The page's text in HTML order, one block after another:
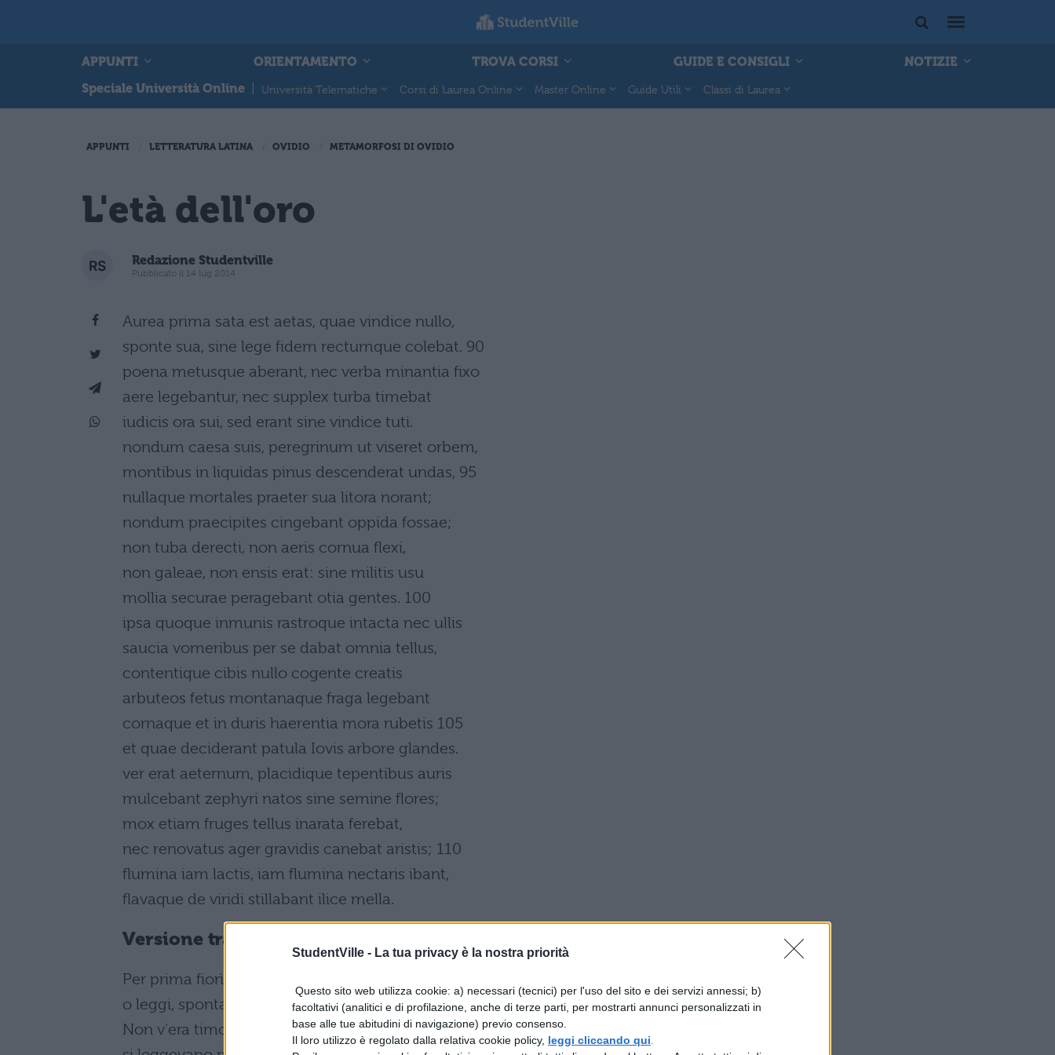
StudentVille - La tua privacy è la nostra priorità
Questo sito web utilizza cookie: a) necessari (tecnici) per l'uso del sito e dei servizi annessi; b)
facoltativi (analitici e di profilazione, anche di terze parti, per mostrarti annunci personalizzati in
base alle tue abitudini di navigazione) previo consenso.
Il loro utilizzo è regolato dalla relativa cookie policy, leggi cliccando qui
APPUNTI ORIENTAMENTO TROVA CORSI GUIDE E CONSIGLI
NOTIZIE
Speciale Università Online
Università Telematiche Corsi di Laurea Online Master Online Guide Utili Classi di Laurea
APPUNTI LETTERATURA LATINA OVIDIO METAMORFOSI DI OVIDIO
L'età dell'oro
Redazione Studentville
Pubblicato il 14 lug 2014
Aurea prima sata est aetas, quae vindice nullo,
sponte sua, sine lege fidem rectumque colebat. 90
poena metusque aberant, nec verba minantia fixo
aere legebantur, nec supplex turba timebat
iudicis ora sui, sed erant sine vindice tuti.
nondum caesa suis, peregrinum ut viseret orbem,
montibus in liquidas pinus descenderat undas, 95
nullaque mortales praeter sua litora norant;
nondum praecipites cingebant oppida fossae;
non tuba derecti, non aeris cornua flexi,
non galeae, non ensis erat: sine militis usu
mollia securae peragebant otia gentes. 100
ipsa quoque inmunis rastroque intacta nec ullis
saucia vomeribus per se dabat omnia tellus,
contentique cibis nullo cogente creatis
arbuteos fetus montanaque fraga legebant
cornaque et in duris haerentia mora rubetis 105
et quae deciderant patula Iovis arbore glandes.
ver erat aeternum, placidique tepentibus auris
mulcebant zephyri natos sine semine flores;
mox etiam fruges tellus inarata ferebat,
nec renovatus ager gravidis canebat aristis; 110
flumina iam lactis, iam flumina nectaris ibant,
flavaque de viridi stillabant ilice mella.
Versione tradotta
Per prima fiorì l'età dell'oro, che senza giustizieri
o leggi, spontaneamente onorava lealtà e rettitudine.
Non v'era timore di pene, nè incise nel bronzo